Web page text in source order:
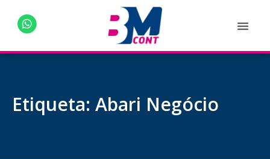
Etiqueta: Abari Negócio